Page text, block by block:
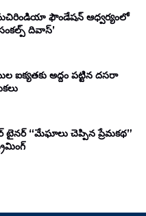
ఫౌండేషన్ ఆధ్వర్యంలో
దివాస్’
అద్దం పట్టిన దసరా
టైనర్ “మేఘాలు చెప్పిన ప్రేమకథ”